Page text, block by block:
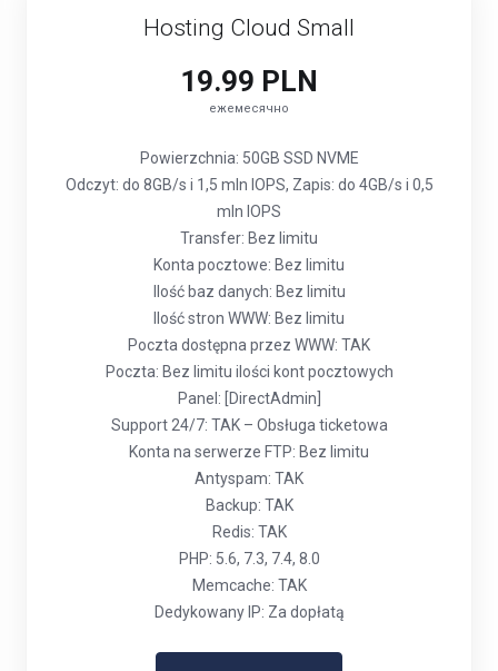
Hosting Cloud Small
19.99 PLN
ежемесячно
Powierzchnia: 50GB SSD NVME
Odczyt: do 8GB/s i 1,5 mln IOPS, Zapis: do 4GB/s i 0,5
mln IOPS
Transfer: Bez limitu
Konta pocztowe: Bez limitu
Ilość baz danych: Bez limitu
Ilość stron WWW: Bez limitu
Poczta dostępna przez WWW: TAK
Poczta: Bez limitu ilości kont pocztowych
Panel: [DirectAdmin]
Support 24/7: TAK – Obsługa ticketowa
Konta na serwerze FTP: Bez limitu
Antyspam: TAK
Backup: TAK
Redis: TAK
PHP: 5.6, 7.3, 7.4, 8.0
Memcache: TAK
Dedykowany IP: Za dopłatą